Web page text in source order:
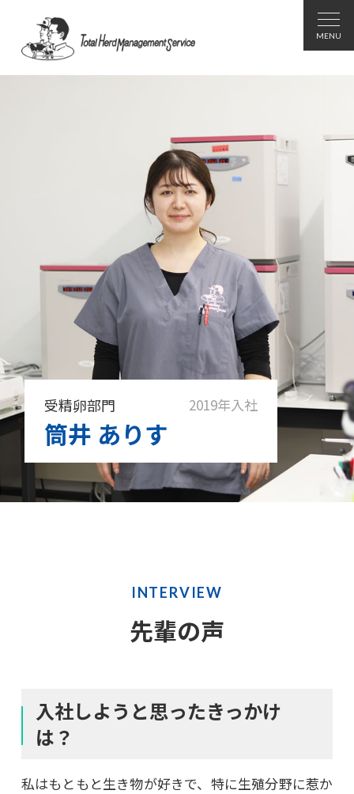
受精卵部門 2019年入社
筒井 ありす
INTERVIEW
先輩の声
入社しようと思ったきっかけ
は？
私はもともと生き物が好きで、特に生殖分野に惹か